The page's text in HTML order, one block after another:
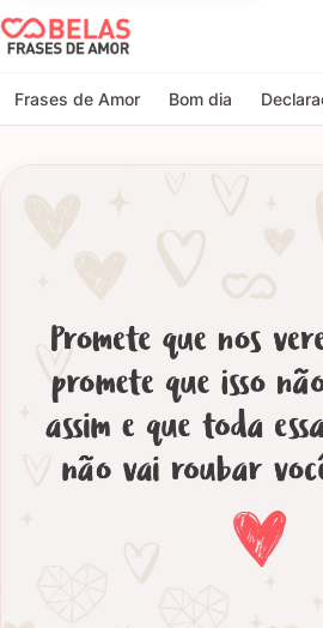
Belas Frases de Amor
Frases de Amor Bom dia